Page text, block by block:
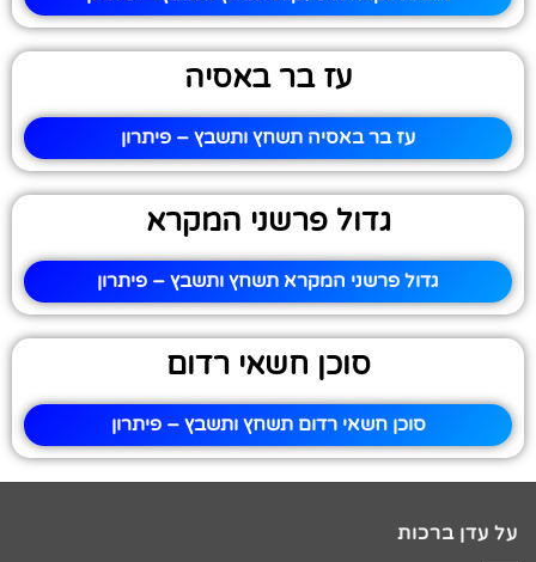
עז בר באסיה
עז בר באסיה תשחץ ותשבץ – פיתרון
גדול פרשני המקרא
גדול פרשני המקרא תשחץ ותשבץ – פיתרון
סוכן חשאי רדום
סוכן חשאי רדום תשחץ ותשבץ – פיתרון
על עדן ברכות